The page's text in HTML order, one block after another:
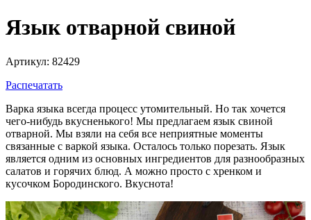
Язык отварной свиной
Артикул: 82429
Распечатать
Варка языка всегда процесс утомительный. Но так хочется
чего-нибудь вкусненького! Мы предлагаем язык свиной
отварной. Мы взяли на себя все неприятные моменты
связанные с варкой языка. Осталось только порезать. Язык
является одним из основных ингредиентов для разнообразных
салатов и горячих блюд. А можно просто с хренком и
кусочком Бородинского. Вкуснота!